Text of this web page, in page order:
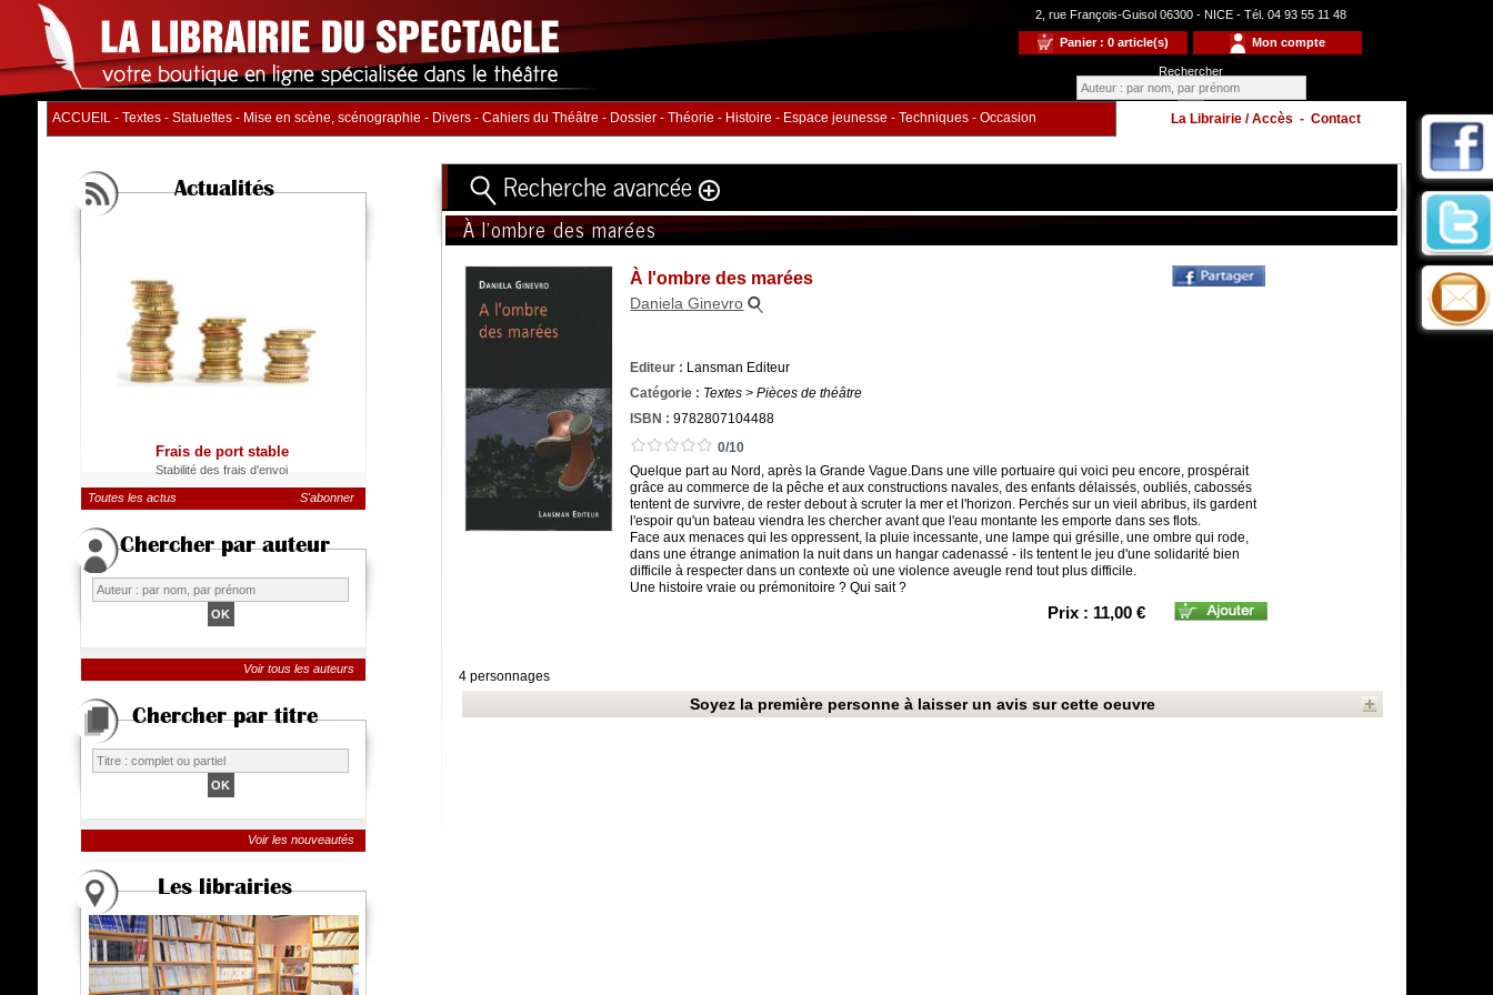
2, rue François-Guisol 06300 - NICE - Tél. 04 93 55 11 48
Panier : 0 article(s) Mon compte
Rechercher
ACCUEIL - Textes - Statuettes - Mise en scène, scénographie - Divers - Cahiers du Théâtre - Dossier - Théorie - Histoire - Espace jeunesse - Techniques - Occasion La Librairie / Accès - Contact
Actualités
Frais de port stable
Stabilité des frais d'envoi
Toutes les actus S'abonner
Chercher par auteur
Voir tous les auteurs
Chercher par titre
Voir les nouveautés
Les librairies
Recherche avancée
Titre Volume
Auteur
Distribution:
Nb. d'hommes :
Nb. Femmes
À l'ombre des marées
À l'ombre des marées
Daniela Ginevro
Editeur : Lansman Editeur
Catégorie : Textes > Pièces de théâtre
ISBN : 9782807104488
0/10
Quelque part au Nord, après la Grande Vague.Dans une ville portuaire qui voici peu encore, prospérait
grâce au commerce de la pêche et aux constructions navales, des enfants délaissés, oubliés, cabossés
tentent de survivre, de rester debout à scruter la mer et l'horizon. Perchés sur un vieil abribus, ils gardent
l'espoir qu'un bateau viendra les chercher avant que l'eau montante les emporte dans ses flots.
Face aux menaces qui les oppressent, la pluie incessante, une lampe qui grésille, une ombre qui rode,
dans une étrange animation la nuit dans un hangar cadenassé - ils tentent le jeu d'une solidarité bien
difficile à respecter dans un contexte où une violence aveugle rend tout plus difficile.
Une histoire vraie ou prémonitoire ? Qui sait ?
Prix : 11,00 €
4 personnages
Soyez la première personne à laisser un avis sur cette oeuvre